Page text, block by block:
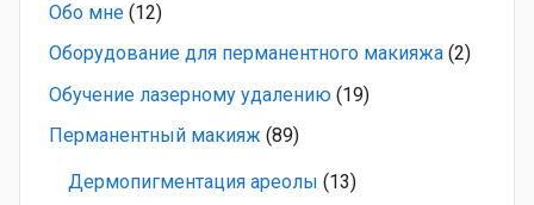
Обо мне (12)
Оборудование для перманентного макияжа (2)
Обучение лазерному удалению (19)
Перманентный макияж (89)
Дермопигментация ареолы (13)